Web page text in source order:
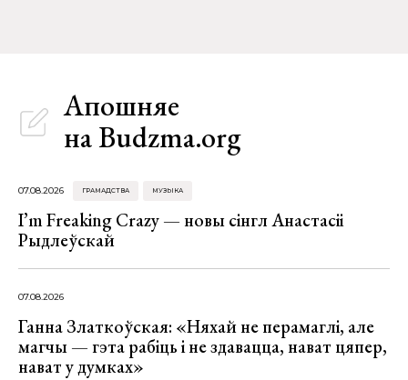
Апошняе
на Budzma.org
07.08.2026 ГРАМАДСТВА МУЗЫКА
I’m Freaking Crazy — новы сінгл Анастасіі
Рыдлеўскай
07.08.2026
Ганна Златкоўская: «Няхай не перамаглі, але
магчы — гэта рабіць і не здавацца, нават цяпер,
нават у думках»